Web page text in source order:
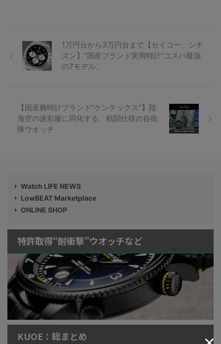
1万円台から3万円台まで【セイコー、シチ
ズン】“国産ブランド実用時計”コスパ最強
の7モデル、
【国産腕時計ブランド“ケンテックス”】陸
海空の迷彩服に同化する、戦闘仕様の自衛
隊ウオッチ
Watch LIFE NEWS
LowBEAT Marketplace
ONLINE SHOP
特許取得“耐衝撃”ウオッチなど
KUOE：総まとめ